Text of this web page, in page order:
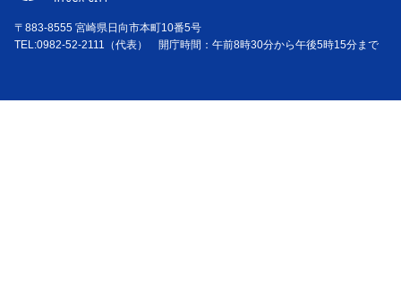
〒883-8555 宮崎県日向市本町10番5号
TEL:0982-52-2111（代表） 開庁時間：午前8時30分から午後5時15分まで